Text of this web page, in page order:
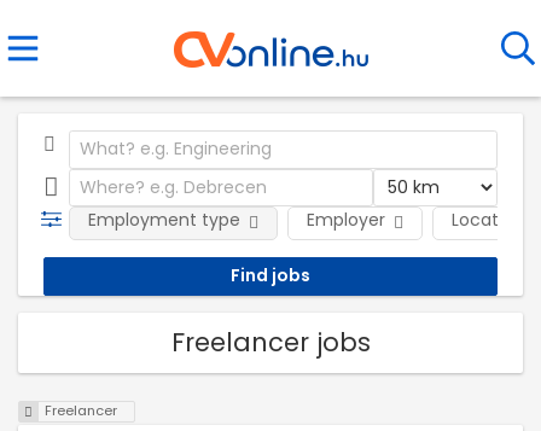
Employment type Employer Location
Freelancer jobs
Freelancer